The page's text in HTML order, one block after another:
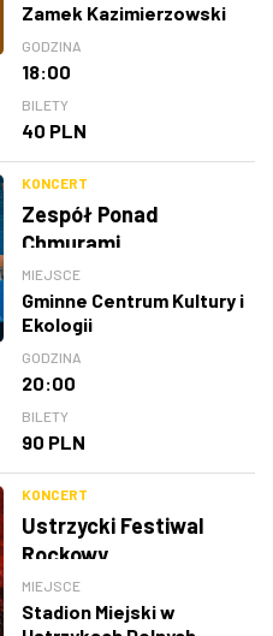
Zamek Kazimierzowski
GODZINA
18:00
BILETY
40 PLN
KONCERT
Zespół Ponad
Chmurami
MIEJSCE
Gminne Centrum Kultury i
Ekologii
GODZINA
20:00
BILETY
90 PLN
KONCERT
Ustrzycki Festiwal
Rockowy
MIEJSCE
Stadion Miejski w